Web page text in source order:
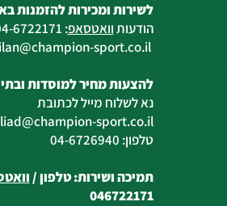
לשירות ומכירות להזמנות
הודעותוואטסאפ:
6722171
ilan
@champion-sport.co.il
להצעות מחיר למוסדות
נא לשלוח מייל לכתובת
@champion-sport.co.il
טלפון: 04-6726940
תמיכה ושירות: טלפון /
046722171